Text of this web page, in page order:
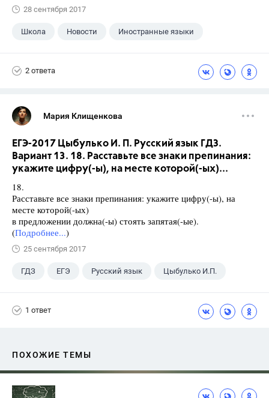
28 сентября 2017
Школа Новости Иностранные языки
2 ответа
Мария Клищенкова
ЕГЭ-2017 Цыбулько И. П. Русский язык ГДЗ.
Вариант 13. 18. Расставьте все знаки препинания:
укажите цифру(-ы), на месте которой(-ых)...
18.
Расставьте все знаки препинания: укажите цифру(-ы), на
месте которой(-ых)
в предложении должна(-ы) стоять запятая(-ые).
(Подробнее...)
25 сентября 2017
ГДЗ ЕГЭ Русский язык Цыбулько И.П.
1 ответ
ПОХОЖИЕ ТЕМЫ